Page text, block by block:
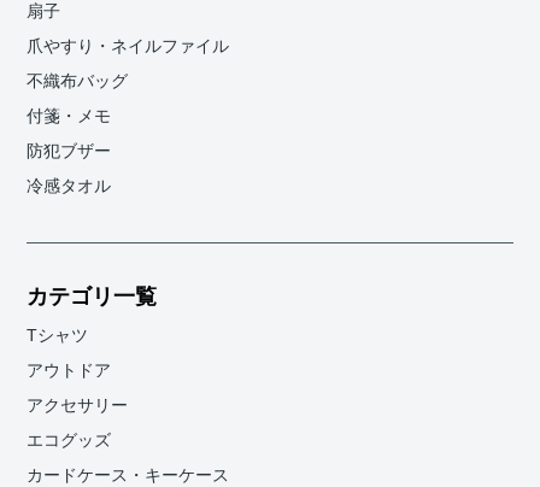
扇子
爪やすり・ネイルファイル
不織布バッグ
付箋・メモ
防犯ブザー
冷感タオル
カテゴリ一覧
Tシャツ
アウトドア
アクセサリー
エコグッズ
カードケース・キーケース